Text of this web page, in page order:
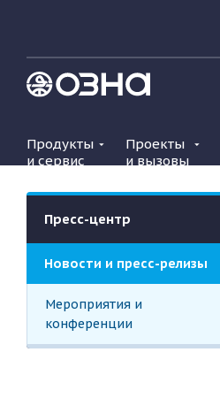
Продукты
и сервис
Проекты
и вызовы
Пресс-центр
Новости и пресс-релизы
Мероприятия и
конференции